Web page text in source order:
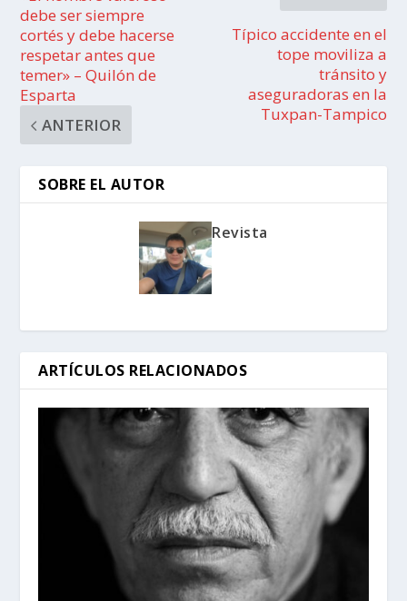
debe ser siempre
cortés y debe hacerse
respetar antes que
temer» – Quilón de
Esparta
ANTERIOR
Típico accidente en el
tope moviliza a
tránsito y
aseguradoras en la
Tuxpan-Tampico
SOBRE EL AUTOR
Revista
ARTÍCULOS RELACIONADOS